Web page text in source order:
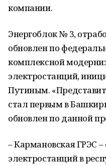
компании.
Энергоблок № 3,
обновлен по
комплексной
электростанций,
Путиным.
стал первым в
обновлен по данной
– Кармановская ГРЭС
электростанций в